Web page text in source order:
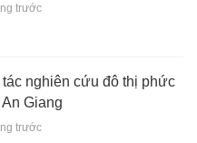
trước
nghiên cứu đô thị phức
Giang
trước